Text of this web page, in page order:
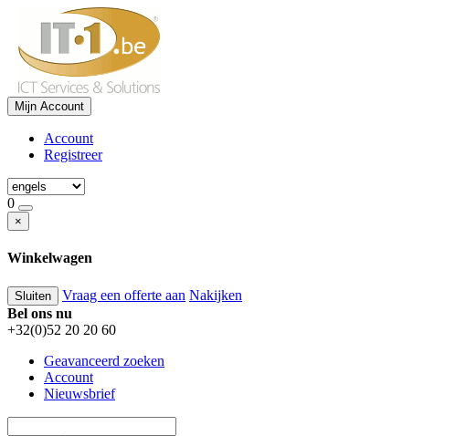
Mijn Account
Account
Registreer
0
×
Winkelwagen
Sluiten Vraag een offerte aan Nakijken
Bel ons nu
+32(0)52 20 20 60
Geavanceerd zoeken
Account
Nieuwsbrief